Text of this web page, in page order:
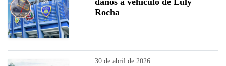
Rocha
30 de abril de 2026